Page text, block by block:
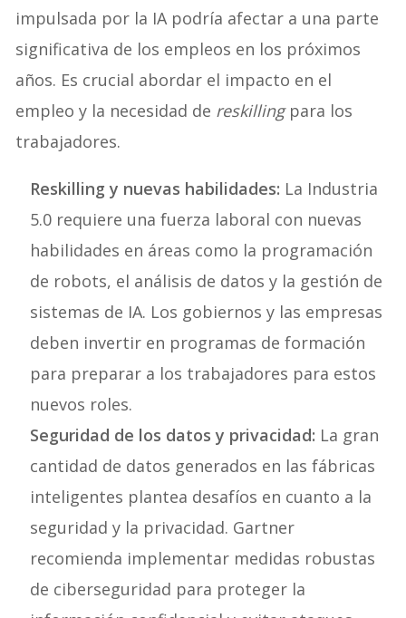
impulsada por la IA podría afectar a una parte
significativa de los empleos en los próximos
años. Es crucial abordar el impacto en el
empleo y la necesidad de reskillingpara los
trabajadores.
Reskilling y nuevas habilidades: La Industria
5.0 requiere una fuerza laboral con nuevas
habilidades en áreas como la programación
de robots, el análisis de datos y la gestión de
sistemas de IA. Los gobiernos y las empresas
deben invertir en programas de formación
para preparar a los trabajadores para estos
nuevos roles.
Seguridad de los datos y privacidad: La gran
cantidad de datos generados en las fábricas
inteligentes plantea desafíos en cuanto a la
seguridad y la privacidad. Gartner
recomienda implementar medidas robustas
de ciberseguridad para proteger la